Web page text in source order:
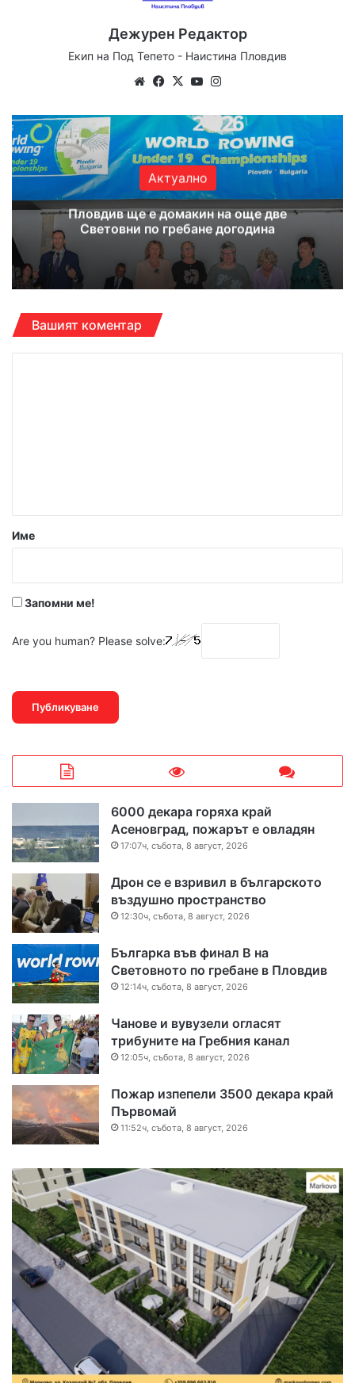
Дежурен Редактор
Екип на Под Тепето - Наистина Пловдив
WebsiteFacebook
X YouTube
Актуално
Пловдив ще е домакин на още две
Световни по гребане догодина
Вашият коментар
р
Име
Запомни ме!
Are you human? Please solve:
6000 декара горяха край
Асеновград, пожарът е овладян
17:07ч, събота, 8 август, 2026
Дрон се е взривил в българското
въздушно пространство
12:30ч, събота, 8 август, 2026
Българка във финал B на
Световното по гребане в Пловдив
12:14ч, събота, 8 август, 2026
Чанове и вувузели огласят
трибуните на Гребния канал
12:05ч, събота, 8 август, 2026
Пожар изпепели 3500 декара край
Първомай
11:52ч, събота, 8 август, 2026